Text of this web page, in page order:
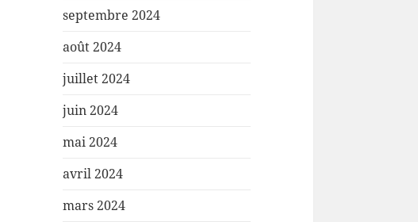
septembre 2024
août 2024
juillet 2024
juin 2024
mai 2024
avril 2024
mars 2024